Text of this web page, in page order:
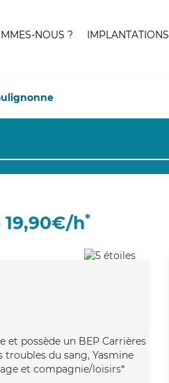
NOUS ? IMPLANTATIONS
19,90€/h*
et possède un BEP Carrières
troubles du sang, Yasmine
et compagnie/loisirs*